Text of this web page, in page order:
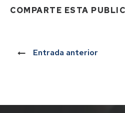
COMPARTE ESTA
Entrada anterior